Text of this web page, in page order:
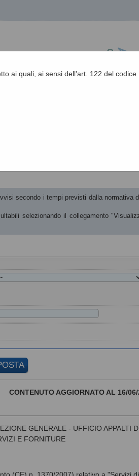
ai quali, ai sensi dell'art. 122 del codice
secondo i tempi previsti dalla normativa
selezionando il collegamento
CONTENUTO AGGIORNATO AL 16/
GENERALE - UFFICIO APPALTI
E FORNITURE
(CE) n. 1370/2007) relativo a "Servizi di